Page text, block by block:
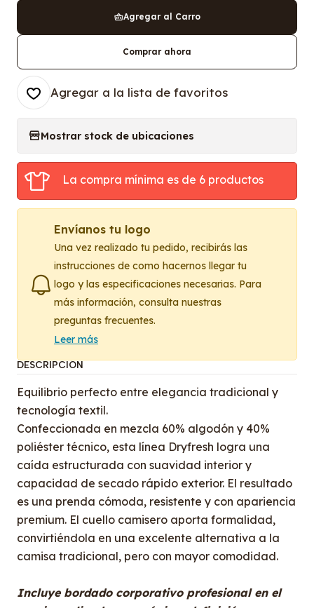
Agregar al Carro
Comprar ahora
Agregar a la lista de favoritos
Mostrar stock de ubicaciones
La compra mínima es de 6 productos
Envíanos tu logo
Una vez realizado tu pedido, recibirás las
instrucciones de como hacernos llegar tu
logo y las especificaciones necesarias. Para
más información, consulta nuestras
preguntas frecuentes.
Leer más
DESCRIPCIÓN
Equilibrio perfecto entre elegancia tradicional y
tecnología textil.
Confeccionada en mezcla 60% algodón y 40%
poliéster técnico, esta línea Dryfresh logra una
caída estructurada con suavidad interior y
capacidad de secado rápido exterior. El resultado
es una prenda cómoda, resistente y con apariencia
premium. El cuello camisero aporta formalidad,
convirtiéndola en una excelente alternativa a la
camisa tradicional, pero con mayor comodidad.
Incluye bordado corporativo profesional en el